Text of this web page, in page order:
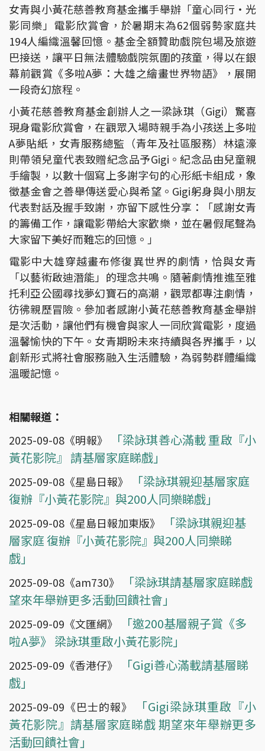
女青與小黃花慈善教育基金攜手舉辦「童心同行‧光
影同樂」電影欣賞會，於暑期末為62個弱勢家庭共
194人編織溫馨回憶。基金全額贊助戲院包場及旅遊
巴接送，讓平日無法體驗戲院氛圍的孩童，得以在銀
幕前觀賞《多啦A夢：大雄之繪畫世界物語》，展開
一段奇幻旅程。
小黃花慈善教育基金創辦人之一梁詠琪（Gigi）驚喜
現身電影欣賞會，在觀眾入場時親手為小孩送上多啦
A夢貼紙，女青服務總監（青年及社區服務）林遠濠
則帶領兒童代表致贈紀念品予Gigi。紀念品由兒童親
手繪製，以數十個寫上多謝字句的心形紙卡組成，象
徵基金會之善舉傳送愛心與希望。Gigi躬身與小朋友
代表對話及握手致謝，亦留下感性分享：「感謝女青
的籌備工作，讓電影帶給大家歡樂，並在暑假尾聲為
大家留下美好而難忘的回憶。」
電影中大雄穿越畫布修復異世界的劇情，恰與女青
「以藝術啟迪潛能」的理念共鳴。隨著劇情推進至雅
托利亞公國尋找夢幻寶石的高潮，觀眾都專注劇情，
彷彿親歷冒險。參加者感謝小黃花慈善教育基金舉辦
是次活動，讓他們有機會與家人一同欣賞電影，度過
溫馨愉快的下午。女青期盼未來持續與各界攜手，以
創新形式將社會服務融入生活體驗，為弱勢群體編織
溫暖記憶。
相關報道：
2025-09-08《明報》
「梁詠琪善心滿載 重啟『小
黃花影院』 請基層家庭睇戲」
2025-09-08《星島日報》
「梁詠琪親迎基層家庭
復辦『小黃花影院』與200人同樂睇戲」
2025-09-08《星島日報加東版》
「梁詠琪親迎基
層家庭 復辦『小黃花影院』與200人同樂睇
戲」
2025-09-08《am730》
「梁詠琪請基層家庭睇戲
望來年舉辦更多活動回饋社會」
2025-09-09《文匯網》
「邀200基層親子賞《多
啦A夢》 梁詠琪重啟小黃花影院」
2025-09-09《香港仔》
「Gigi善心滿載請基層睇
戲」
2025-09-09《巴士的報》
「Gigi梁詠琪重啟『小
黃花影院』請基層家庭睇戲 期望來年舉辦更多
活動回饋社會」